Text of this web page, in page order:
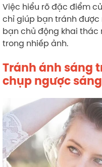
Việc hiểu rõ đặc điểm
chỉ giúp bạn tránh
bạn chủ động khai thác
trong nhiếp ảnh.
Tránh ánh sáng
chụp ngược